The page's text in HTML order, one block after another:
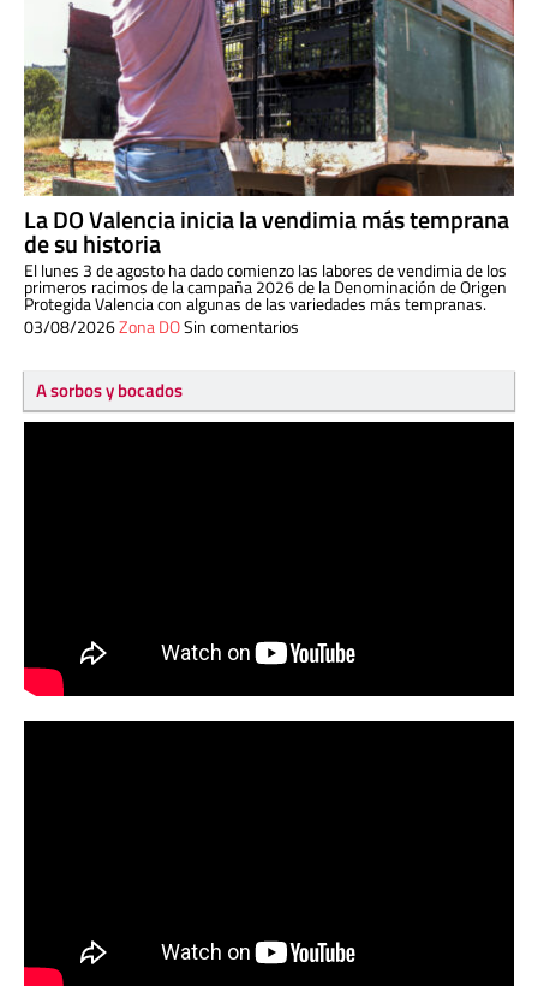
La DO Valencia inicia la vendimia más temprana
de su historia
El lunes 3 de agosto ha dado comienzo las labores de vendimia de los
primeros racimos de la campaña 2026 de la Denominación de Origen
Protegida Valencia con algunas de las variedades más tempranas.
03/08/2026Zona DOSin comentarios
A sorbos y bocados